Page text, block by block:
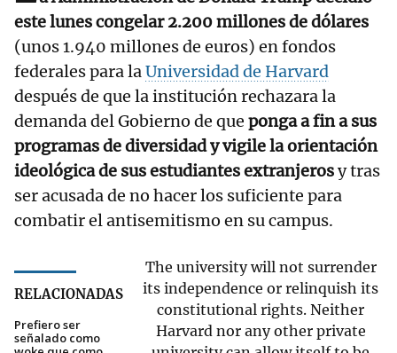
este lunes congelar 2.200 millones de dólares
(unos 1.940 millones de euros) en fondos
federales para laUniversidad de Harvard
después de que la institución rechazara la
demanda del Gobierno de que ponga a fin a sus
programas de diversidad y vigile la orientación
ideológica de sus estudiantes extranjerosy tras
ser acusada de no hacer los suficiente para
combatir el antisemitismo en su campus.
RELACIONADAS
Prefiero ser
señalado como
The university will not surrender
its independence or relinquish its
constitutional rights. Neither
Harvard nor any other private